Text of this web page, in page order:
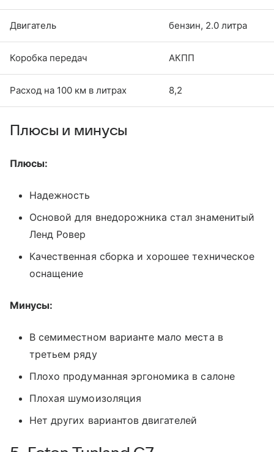
Двигатель бензин, 2.0 литра
Коробка передач АКПП
Расход на 100 км в литрах 8,2
Плюсы и минусы
Плюсы:
Надежность
Основой для внедорожника стал знаменитый
Ленд Ровер
Качественная сборка и хорошее техническое
оснащение
Минусы:
В семиместном варианте мало места в
третьем ряду
Плохо продуманная эргономика в салоне
Плохая шумоизоляция
Нет других вариантов двигателей